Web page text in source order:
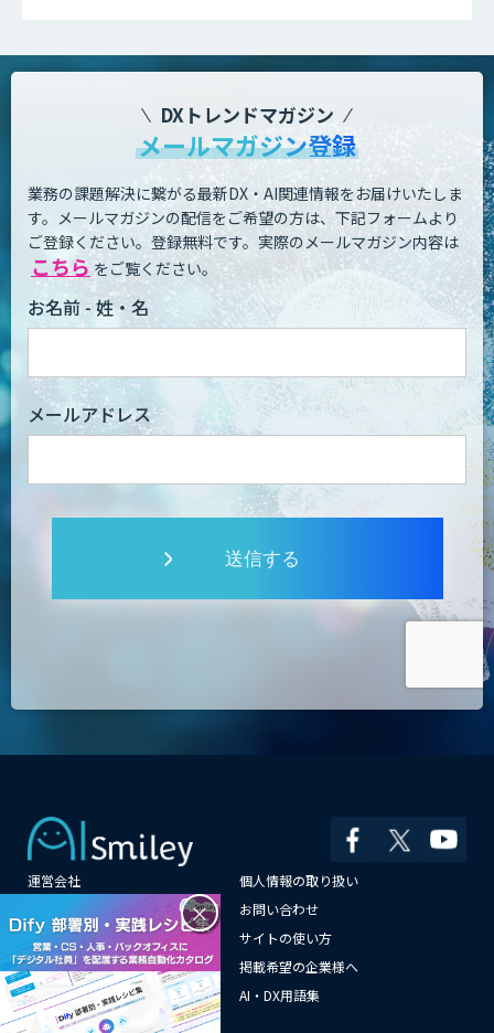
DXトレンドマガジン
メールマガジン登録
業務の課題解決に繋がる最新DX・AI関連情報をお届けいたしま
す。 メールマガジンの配信をご希望の方は、下記フォームより
ご登録ください。登録無料です。 実際のメールマガジン内容は
こちら をご覧ください。
お名前 - 姓・名
メールアドレス
送信する
運営会社
個人情報の取り扱い
お問い合わせ
メールマガジン登録
サイトの使い方
情報提供はこちらから
掲載希望の企業様へ
AI企業一覧
AI・DX用語集
サイトマップ
×